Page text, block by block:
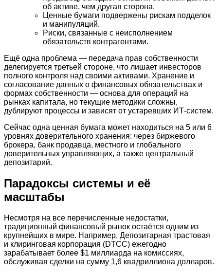
об активе, чем другая сторона.
Ценные бумаги подвержены рискам подделок
и манипуляций.
Риски, связанные с неисполнением
обязательств контрагентами.
Ещё одна проблема — передача прав собственности
делегируется третьей стороне, что лишает инвесторов
полного контроля над своими активами. Хранение и
согласование данных о финансовых обязательствах и
формах собственности — основа для операций на
рынках капитала, но текущие методики сложны,
дублируют процессы и зависят от устаревших ИТ-систем.
Сейчас одна ценная бумага может находиться на 5 или 6
уровнях доверительного хранения: через биржевого
брокера, банк продавца, местного и глобального
доверительных управляющих, а также центральный
депозитарий.
Парадоксы системы и её
масштабы
Несмотря на все перечисленные недостатки,
традиционный финансовый рынок остаётся одним из
крупнейших в мире. Например, Депозитарная трастовая
и клиринговая корпорация (DTCC) ежегодно
зарабатывает более $1 миллиарда на комиссиях,
обслуживая сделки на сумму 1,6 квадриллиона долларов.